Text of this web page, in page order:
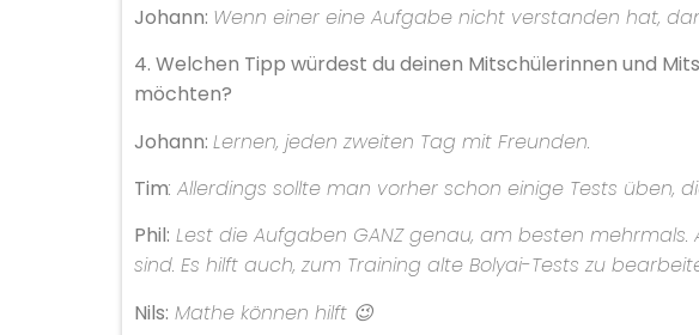
Johann: Wenn einer eine Aufgabe nicht verstanden hat,
4. Welchen Tipp würdest du deinen Mitschülerinnen und
möchten?
Johann: Lernen, jeden zweiten Tag mit Freunden.
Tim: Allerdings sollte man vorher schon einige Tests üben,
Phil: Lest die Aufgaben GANZ genau, am besten
sind. Es hilft auch, zum Training alte Bolyai-Tests zu
Nils: Mathe können hilft 😉